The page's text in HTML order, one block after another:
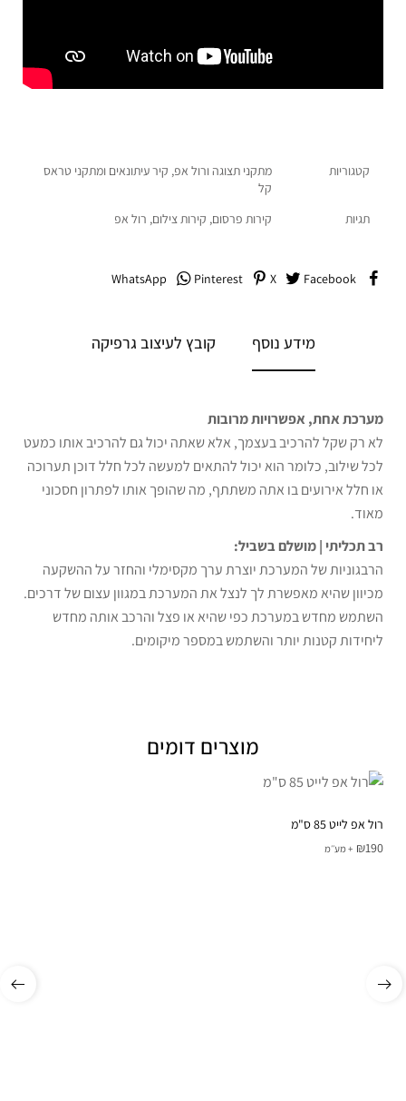
קטגוריות מתקני תצוגה ורול אפ, קיר עיתונאים ומתקני טראס
קל
תגיות
קירות פרסום, קירות צילום, רול אפ
Facebook
X
Pinterest
WhatsApp
מידע נוסף קובץ לעיצוב גרפיקה
מערכת אחת, אפשרויות מרובות
לא רק שקל להרכיב בעצמך, אלא שאתה יכול גם להרכיב אותו כמעט
לכל שילוב, כלומר הוא יכול להתאים למעשה לכל חלל דוכן תערוכה
או חלל אירועים בו אתה משתתף, מה שהופך אותו לפתרון חסכוני
מאוד.
רב תכליתי | מושלם בשביל:
הרבגוניות של המערכת יוצרת ערך מקסימלי והחזר על ההשקעה
מכיוון שהיא מאפשרת לך לנצל את המערכת במגוון עצום של דרכים.
השתמש מחדש במערכת כפי שהיא או פצל והרכב אותה מחדש
ליחידות קטנות יותר והשתמש במספר מיקומים.
מוצרים דומים
רול אפ לייט 85 ס"מ
₪190 + מע׳׳מ